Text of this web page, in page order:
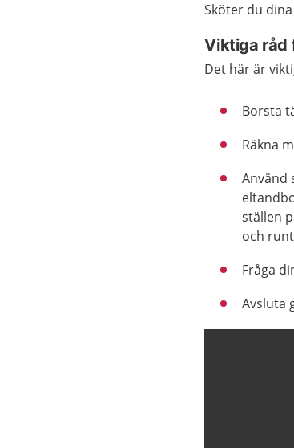
Sköter du
Viktiga råd
Det här är
Borsta
Räkna
Använd
ställen
och
Fråga
Avsluta